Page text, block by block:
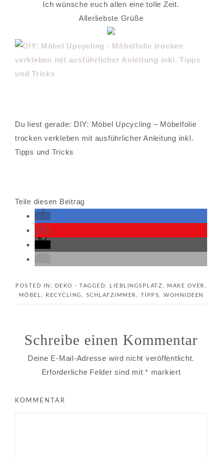
Ich wünsche euch allen eine tolle Zeit.
Allerliebste Grüße
Du liest gerade: DIY: Möbel Upcycling – Möbelfolie
trocken verkleben mit ausführlicher Anleitung inkl.
Tipps und Tricks
Teile diesen Beitrag
POSTED IN: DEKO · TAGGED: LIEBLINGSPLATZ MAKE OVER
MÖBEL
RECYCLING SCHLAFZIMMER TIPPS WOHNIDEEN
Schreibe einen Kommentar
Deine E-Mail-Adresse wird nicht veröffentlicht.
Erforderliche Felder sind mit * markiert
KOMMENTAR